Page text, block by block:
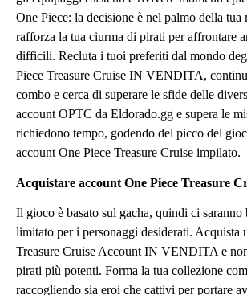
One Piece: la decisione è nel palmo della
rafforza la tua ciurma di pirati per affrontare
difficili. Recluta i tuoi preferiti dal mondo
Piece Treasure Cruise IN VENDITA,
combo e cerca di superare le sfide delle
account OPTC da Eldorado.gg e supera le
richiedono tempo, godendo del picco del
account One Piece Treasure Cruise impilato.
Acquistare account One Piece Treasure
Il gioco è basato sul gacha, quindi ci saranno
limitato per i personaggi desiderati. Acquista
Treasure Cruise Account IN VENDITA e
pirati più potenti. Forma la tua collezione
raccogliendo sia eroi che cattivi per portare